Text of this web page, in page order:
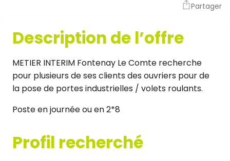
Partager
Description de l’offre
METIER INTERIM Fontenay Le Comte recherche
pour plusieurs de ses clients des ouvriers pour de
la pose de portes industrielles / volets roulants.
Poste en journée ou en 2*8
Profil recherché